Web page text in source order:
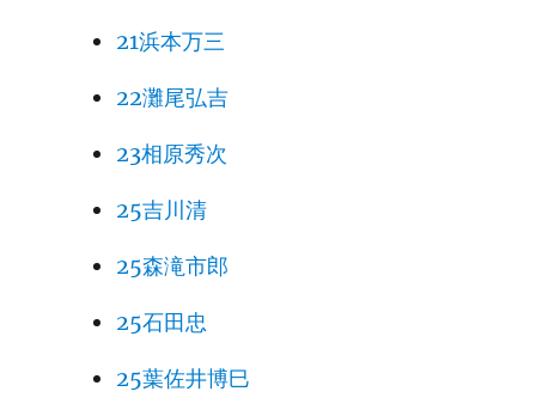
21浜本万三
22灘尾弘吉
23相原秀次
25吉川清
25森滝市郎
25石田忠
25葉佐井博巳